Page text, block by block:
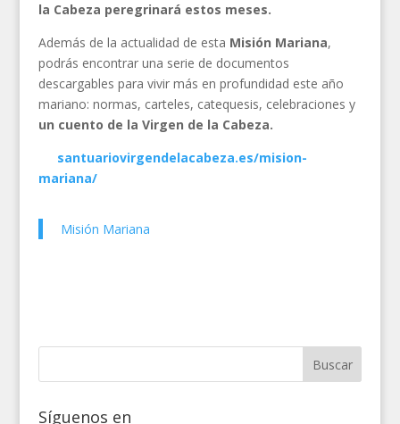
la Cabeza peregrinará estos meses.
Además de la actualidad de esta Misión Mariana,
podrás encontrar una serie de documentos
descargables para vivir más en profundidad este año
mariano: normas, carteles, catequesis, celebraciones y
un cuento de la Virgen de la Cabeza.
santuariovirgendelacabeza.es/mision-
mariana/
Misión Mariana
Síguenos en